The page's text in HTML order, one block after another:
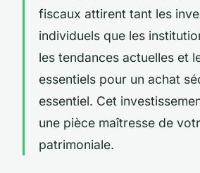
fiscaux attirent tant les
individuels que les
les tendances actuelles et
essentiels pour un achat
essentiel. Cet
une pièce maîtresse de
patrimoniale.